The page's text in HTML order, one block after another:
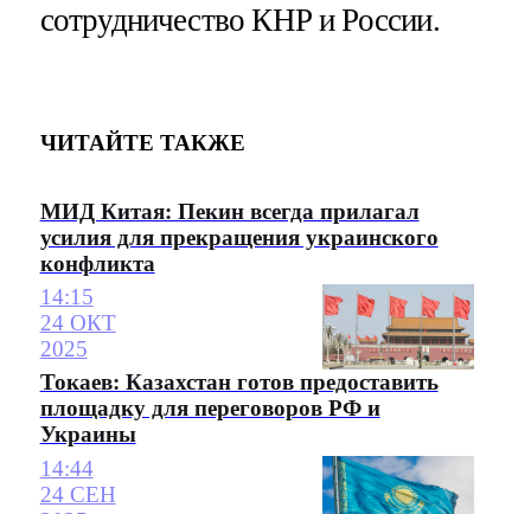
сотрудничество КНР и России.
ЧИТАЙТЕ ТАКЖЕ
МИД Китая: Пекин всегда прилагал
усилия для прекращения украинского
конфликта
14:15
24 ОКТ
2025
Токаев: Казахстан готов предоставить
площадку для переговоров РФ и
Украины
14:44
24 СЕН